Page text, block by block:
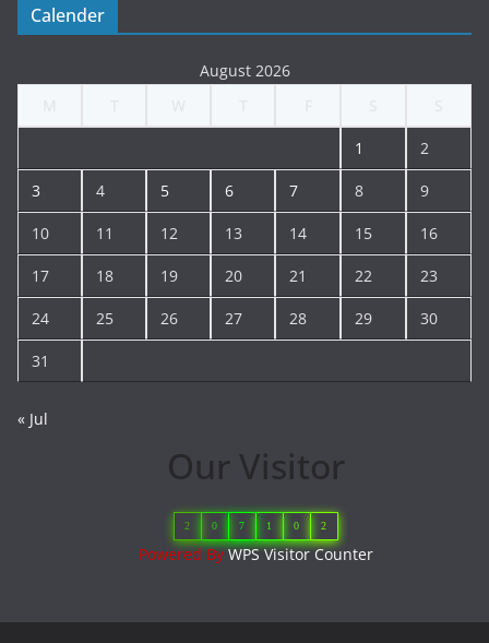
Calender
August 2026
1 2
3 4 5 6 7 8 9
10 11 12 13 14 15 16
17 18 19 20 21 22 23
24 25 26 27 28 29 30
31
« Jul
Our Visitor
2 0 7 1 0 2
Powered ByWPS Visitor Counter